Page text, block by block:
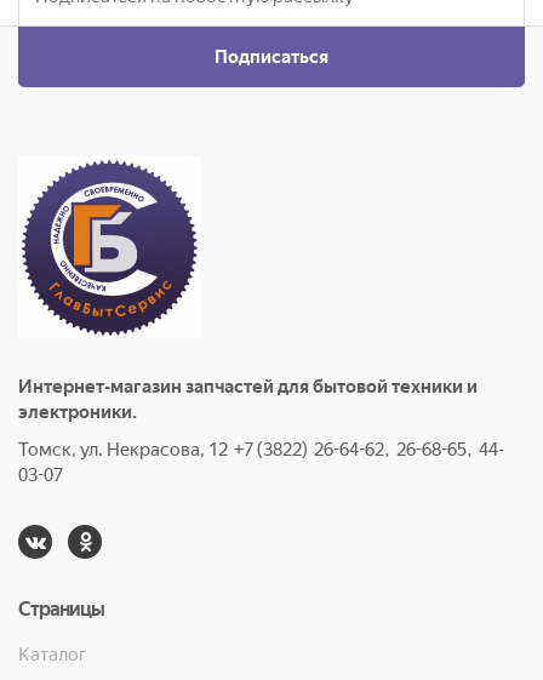
Подписаться
Интернет-магазин запчастей для бытовой техники и
электроники.
Томск, ул. Некрасова, 12 +7 (3822) 26-64-62, 26-68-65, 44-
03-07
Страницы
Каталог